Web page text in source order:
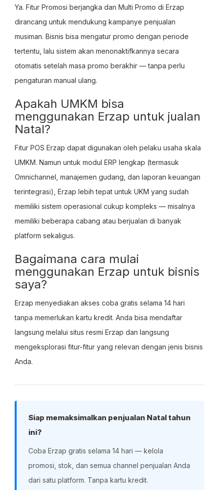
Ya. Fitur Promosi berjangka dan Multi Promo di Erzap
dirancang untuk mendukung kampanye penjualan
musiman. Bisnis bisa mengatur promo dengan periode
tertentu, lalu sistem akan menonaktifkannya secara
otomatis setelah masa promo berakhir — tanpa perlu
pengaturan manual ulang.
Apakah UMKM bisa
menggunakan Erzap untuk jualan
Natal?
Fitur POS Erzap dapat digunakan oleh pelaku usaha skala
UMKM. Namun untuk modul ERP lengkap (termasuk
Omnichannel, manajemen gudang, dan laporan keuangan
terintegrasi), Erzap lebih tepat untuk UKM yang sudah
memiliki sistem operasional cukup kompleks — misalnya
memiliki beberapa cabang atau berjualan di banyak
platform sekaligus.
Bagaimana cara mulai
menggunakan Erzap untuk bisnis
saya?
Erzap menyediakan akses coba gratis selama 14 hari
tanpa memerlukan kartu kredit. Anda bisa mendaftar
langsung melalui situs resmi Erzap dan langsung
mengeksplorasi fitur-fitur yang relevan dengan jenis bisnis
Anda.
Siap memaksimalkan penjualan Natal tahun
ini?
Coba Erzap gratis selama 14 hari — kelola
promosi, stok, dan semua channel penjualan Anda
dari satu platform. Tanpa kartu kredit.